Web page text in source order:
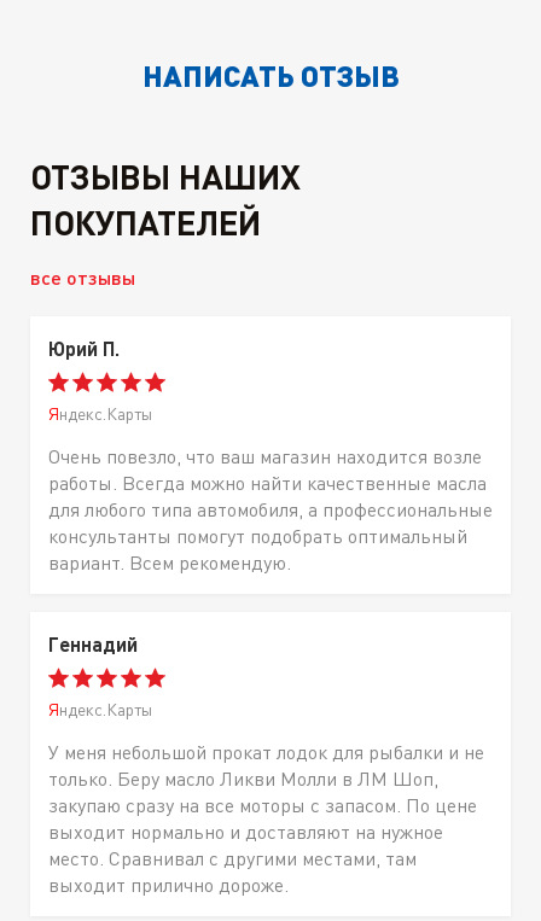
НАПИСАТЬ ОТЗЫВ
ОТЗЫВЫ НАШИХ
ПОКУПАТЕЛЕЙ
все отзывы
Юрий П.
Яндекс.Карты
Очень повезло, что ваш магазин находится возле
работы. Всегда можно найти качественные масла
для любого типа автомобиля, а профессиональные
консультанты помогут подобрать оптимальный
вариант. Всем рекомендую.
Геннадий
Яндекс.Карты
У меня небольшой прокат лодок для рыбалки и не
только. Беру масло Ликви Молли в ЛМ Шоп,
закупаю сразу на все моторы с запасом. По цене
выходит нормально и доставляют на нужное
место. Сравнивал с другими местами, там
выходит прилично дороже.